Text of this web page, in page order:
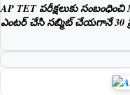
AP TET పరీక్షలుకు
ఎంటర్ చేసి సబ్మిట్ చేయగానే 30